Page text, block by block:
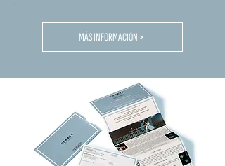
MÁS INFORMACIÓN >